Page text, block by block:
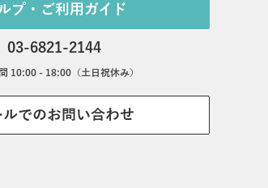
プ・ご利用ガイド
03-6821-2144
10:00 - 18:00（土日祝休み）
ルでのお問い合わせ